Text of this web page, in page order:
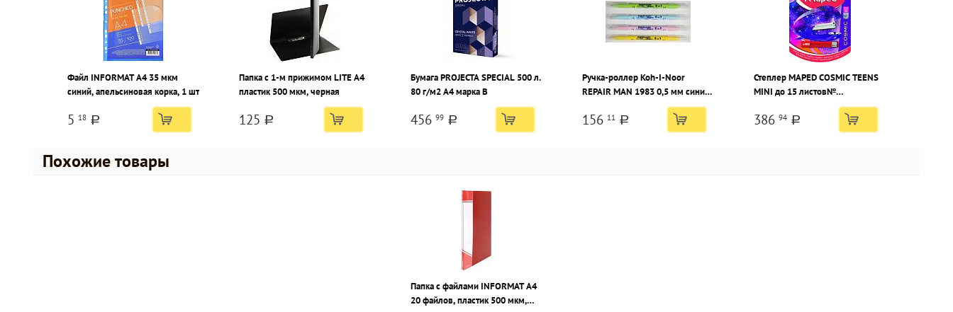
Файл INFORMAT А4 35 мкм
синий, апельсиновая корка, 1 шт
5 18 a
Папка с 1-м прижимом LITE А4
пластик 500 мкм, черная
125 a
Бумага PROJECTA SPECIAL 500 л.
80 г/м2 А4 марка В
456 99 a
Ручка-роллер Koh-I-Noor
REPAIR MAN 1983 0,5 мм синий
156 11 a
Степлер MAPED COSMIC TEENS
MINI до 15 листов№
386 94 a
Похожие товары
Папка с файлами INFORMAT А4
20 файлов, пластик 500 мкм,